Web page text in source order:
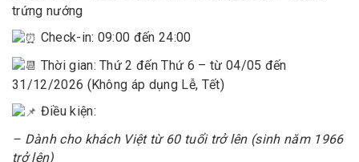
trứng nướng
Check-in: 09:00 đến 24:00
Thời gian: Thứ 2 đến Thứ 6 – từ 04/05 đến
31/12/2026 (Không áp dụng Lễ, Tết)
Điều kiện:
– Dành cho khách Việt từ 60 tuổi trở lên (sinh năm 1966
trở lên)